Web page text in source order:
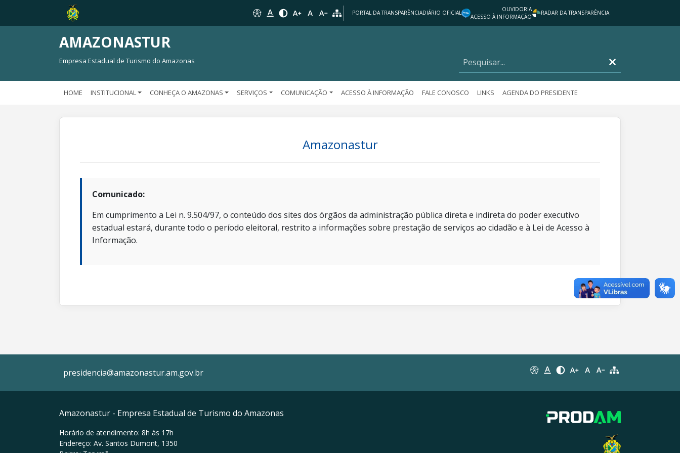
PORTAL DA TRANSPARÊNCIADIÁRIO OFICIAL
OUVIDORIA
ACESSO À INFORMAÇÃO
RADAR DA TRANSPARÊNCIA
AMAZONASTUR
Empresa Estadual de Turismo do Amazonas
HOME INSTITUCIONAL CONHEÇA O AMAZONAS SERVIÇOS COMUNICAÇÃO ACESSO À INFORMAÇÃO FALE CONOSCO LINKS AGENDA DO PRESIDENTE
Amazonastur
Comunicado:
Em cumprimento a Lei n. 9.504/97, o conteúdo dos sites dos órgãos da administração pública direta e indireta do poder executivo
estadual estará, durante todo o período eleitoral, restrito a informações sobre prestação de serviços ao cidadão e à Lei de Acesso à
Informação.
presidencia@amazonastur.am.gov.br
Amazonastur - Empresa Estadual de Turismo do Amazonas
Horário de atendimento: 8h às 17h
Endereço: Av. Santos Dumont, 1350